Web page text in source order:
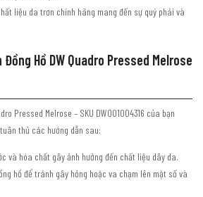
liệu da trơn chính hãng mang đến sự quý phái và
Đồng Hồ DW Quadro Pressed Melrose
Pressed Melrose – SKU DW001004316 của bạn
thủ các hướng dẫn sau:
và hóa chất gây ảnh hưởng đến chất liệu dây da.
hồ để tránh gây hỏng hoặc va chạm lên mặt số và